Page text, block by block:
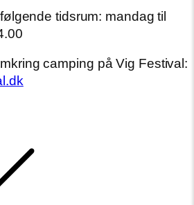
tidsrum: mandag til
camping på Vig Festival: